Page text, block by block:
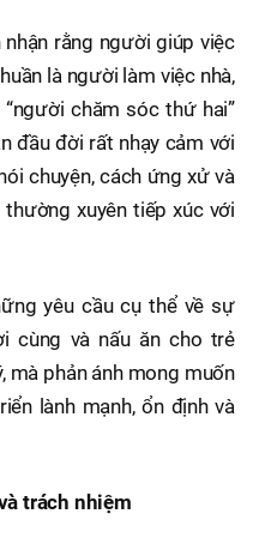
rằng người giúp việc
là người làm việc nhà,
chăm sóc thứ hai”
đầu đời rất nhạy cảm với
chuyện, cách ứng xử và
xuyên tiếp xúc với
yêu cầu cụ thể về sự
cùng và nấu ăn cho trẻ
mà phản ánh mong muốn
lành mạnh, ổn định và
trách nhiệm